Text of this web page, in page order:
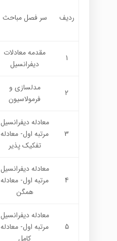
ردیف سر فصل مباحث
1
مقدمه معادلات
ديفرانسيل
2
مدلسازي و
فرمولاسيون
3
معادله ديفرانسيل
مرتبه اول- معادله
تفكيك پذير
4
معادله ديفرانسيل
مرتبه اول- معادله
همگن
5
معادله ديفرانسيل
مرتبه اول- معادله
كامل